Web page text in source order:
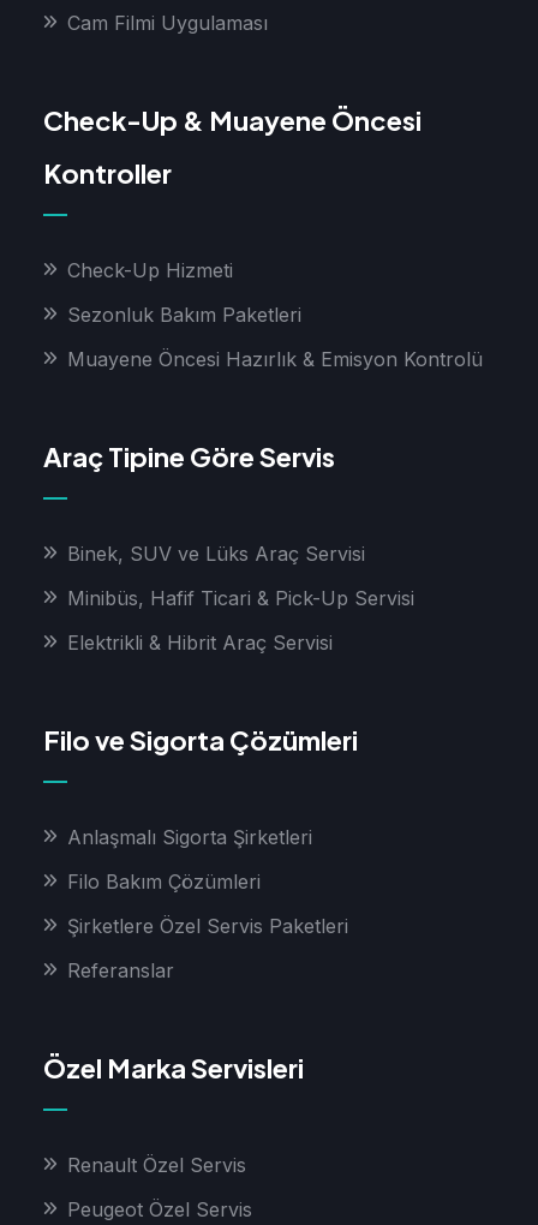
Cam Filmi Uygulaması
Check-Up & Muayene Öncesi
Kontroller
Check-Up Hizmeti
Sezonluk Bakım Paketleri
Muayene Öncesi Hazırlık & Emisyon Kontrolü
Araç Tipine Göre Servis
Binek, SUV ve Lüks Araç Servisi
Minibüs, Hafif Ticari & Pick-Up Servisi
Elektrikli & Hibrit Araç Servisi
Filo ve Sigorta Çözümleri
Anlaşmalı Sigorta Şirketleri
Filo Bakım Çözümleri
Şirketlere Özel Servis Paketleri
Referanslar
Özel Marka Servisleri
Renault Özel Servis
Peugeot Özel Servis